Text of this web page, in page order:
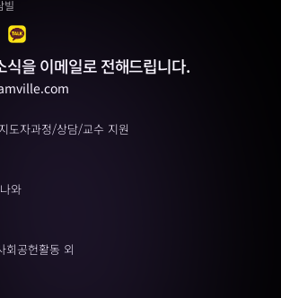
빌
식을 이메일로 전해드립니다.
도자과정/상담/교수 지원
와
회공헌활동 외